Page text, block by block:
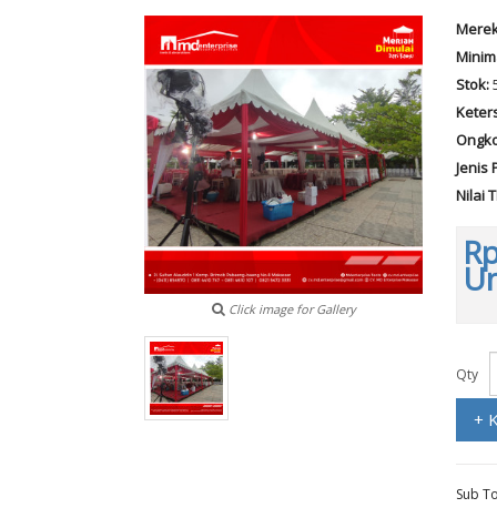
Click image for Gallery
Stok:
Jenis
Nilai
Qty
+
Sub